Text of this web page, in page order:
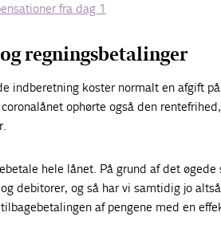
fra dag 1
regningsbetalinger
indberetning koster normalt en afgift
ophørte også den
hele lånet. På grund af det
debitorer, og så har vi samtidig jo
af pengene med en